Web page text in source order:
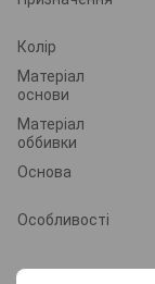
Колір
Матеріал
основи
Матеріал
оббивки
Основа
Особливості